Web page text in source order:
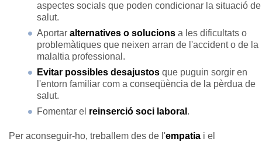
aspectes socials que poden condicionar la situació de
salut.
Aportar alternatives o solucions a les dificultats o
problemàtiques que neixen arran de l'accident o de la
malaltia professional.
Evitar possibles desajustos que puguin sorgir en
l'entorn familiar com a conseqüència de la pèrdua de
salut.
Fomentar el reinserció soci laboral .
Per aconseguir-ho, treballem des de l'empatia i el